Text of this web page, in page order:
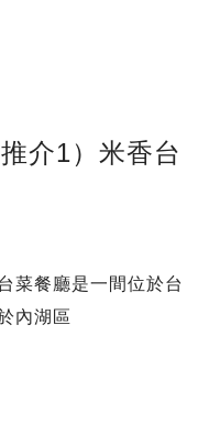
介1）米香台
菜餐廳是一間位於台
內湖區